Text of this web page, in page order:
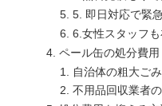
5. 即日対応で緊
6.女性スタッフも
ペール缶の処分費用
自治体の粗大ご
不用品回収業者